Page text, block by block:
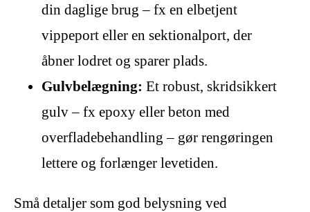
din daglige brug – fx en elbetjent
vippeport eller en sektionalport, der
åbner lodret og sparer plads.
Gulvbelægning: Et robust, skridsikkert
gulv – fx epoxy eller beton med
overfladebehandling – gør rengøringen
lettere og forlænger levetiden.
Små detaljer som god belysning ved